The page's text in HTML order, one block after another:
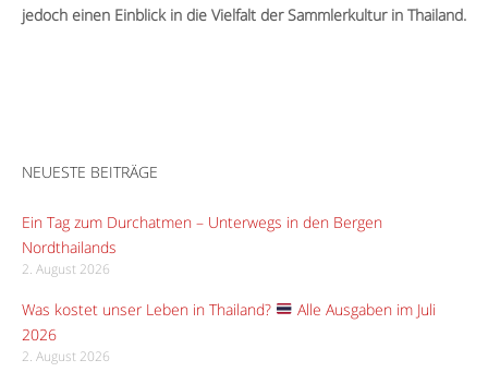
jedoch einen Einblick in die Vielfalt der Sammlerkultur in Thailand.
NEUESTE BEITRÄGE
Ein Tag zum Durchatmen – Unterwegs in den Bergen
Nordthailands
2. August 2026
Was kostet unser Leben in Thailand?
Alle Ausgaben im Juli
2026
2. August 2026